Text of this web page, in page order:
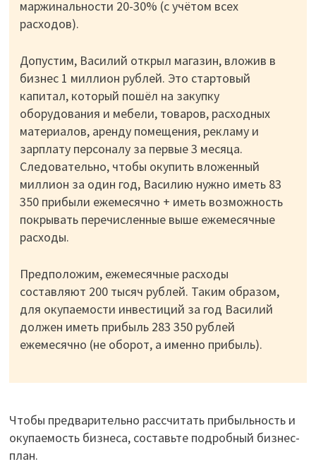
маржинальности 20-30% (с учётом всех
расходов).
Допустим, Василий открыл магазин, вложив в
бизнес 1 миллион рублей. Это стартовый
капитал, который пошёл на закупку
оборудования и мебели, товаров, расходных
материалов, аренду помещения, рекламу и
зарплату персоналу за первые 3 месяца.
Следовательно, чтобы окупить вложенный
миллион за один год, Василию нужно иметь 83
350 прибыли ежемесячно + иметь возможность
покрывать перечисленные выше ежемесячные
расходы.
Предположим, ежемесячные расходы
составляют 200 тысяч рублей. Таким образом,
для окупаемости инвестиций за год Василий
должен иметь прибыль 283 350 рублей
ежемесячно (не оборот, а именно прибыль).
Чтобы предварительно рассчитать прибыльность и
окупаемость бизнеса, составьте подробный бизнес-
план.